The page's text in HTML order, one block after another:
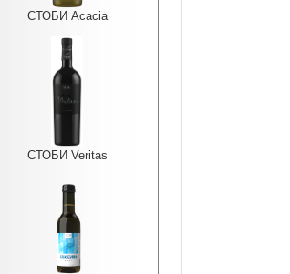
СТОБИ Acacia
СТОБИ Veritas